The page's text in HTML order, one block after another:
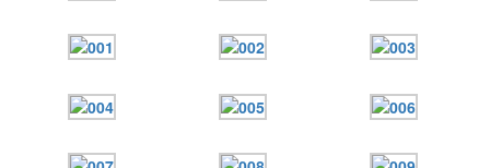
Онлайн трансляции
Веб-камеры